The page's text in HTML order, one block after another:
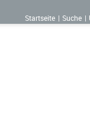
Startseite
Suche